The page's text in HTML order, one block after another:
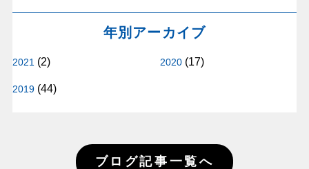
年別アーカイブ
2021 (2) 2020 (17)
2019(44)
ブログ記事一覧へ